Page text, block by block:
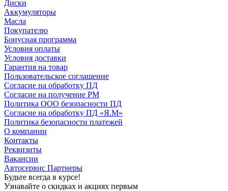
Диски
Аккумуляторы
Масла
Покупателю
Бонусная программа
Условия оплаты
Условия доставки
Гарантия на товар
Пользовательское соглашение
Согласие на обработку ПД
Согласие на получение РМ
Политика ООО безопасности ПД
Согласие на обработку ПД «Я.М»
Политика безопасности платежей
О компании
Контакты
Реквизиты
Вакансии
Автосервис Партнеры
Будьте всегда в курсе!
Узнавайте о скидках и акциях первым